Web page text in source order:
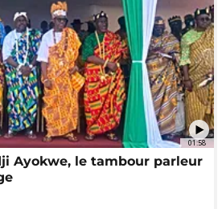
01:58
Ayokwe, le tambour parleur